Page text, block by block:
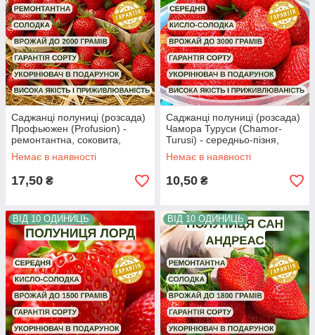
Саджанці полуниці (розсада)
Профьюжен (Profusion) -
ремонтантна, соковита,
крупноплідна
Немає в наявності
17,50 ₴
Саджанці полуниці (розсада)
Чамора Туруси (Chamor-
Turusi) - середньо-пізня,
крупноплідна,
транспортабельна
Немає в наявності
10,50 ₴
ВІД 10 ОДИНИЦЬ ВІД 10 ОДИНИЦЬ